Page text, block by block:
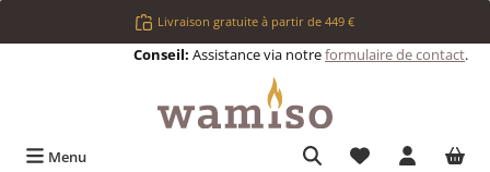
Passer au contenu principalLivraison gratuite à partir de 449 €
Conseil: Assistance via notreformulaire de contact.
Menu Vous avez 0